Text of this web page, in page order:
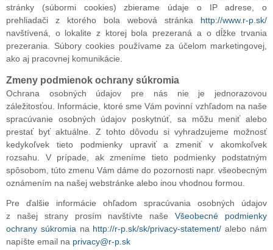
stránky (súbormi cookies) zbierame údaje o IP adrese, o
prehliadači z ktorého bola webová stránka http://www.r-p.sk/
navštívená, o lokalite z ktorej bola prezeraná a o dĺžke trvania
prezerania. Súbory cookies používame za účelom marketingovej,
ako aj pracovnej komunikácie.
Zmeny podmienok ochrany súkromia
Ochrana osobných údajov pre nás nie je jednorazovou
záležitosťou. Informácie, ktoré sme Vám povinní vzhľadom na naše
spracúvanie osobných údajov poskytnúť, sa môžu meniť alebo
prestať byť aktuálne. Z tohto dôvodu si vyhradzujeme možnosť
kedykoľvek tieto podmienky upraviť a zmeniť v akomkoľvek
rozsahu. V prípade, ak zmeníme tieto podmienky podstatným
spôsobom, túto zmenu Vám dáme do pozornosti napr. všeobecným
oznámením na našej webstránke alebo inou vhodnou formou.
Pre ďalšie informácie ohľadom spracúvania osobných údajov
z našej strany prosím navštívte našeVšeobecné podmienky
ochrany súkromia na http://r-p.sk/sk/privacy-statement/ alebo nám
napíšte email na privacy@r-p.sk